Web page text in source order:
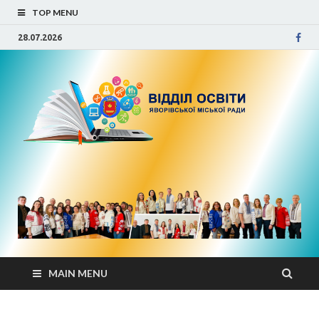
TOP MENU
28.07.2026
MAIN MENU